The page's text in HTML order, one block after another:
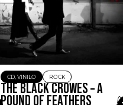
CD, VINILO ROCK
THE BLACK CROWES – A
POUND OF FEATHERS